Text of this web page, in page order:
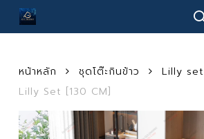
Skip
หน้าหลัก ชุดโต๊ะกินข้าว Lilly set
Lilly Set [130 CM]